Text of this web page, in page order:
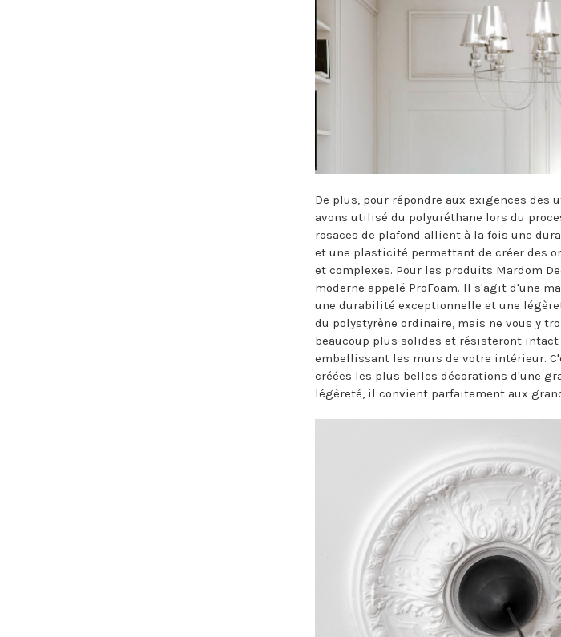
De plus, pour répondre aux exigences
avons utilisé du polyuréthane lors du
rosaces de plafond allient à la fois une
et une plasticité permettant de créer des
et complexes. Pour les produits Mardom
moderne appelé ProFoam. Il s'agit d'une
une durabilité exceptionnelle et une
du polystyrène ordinaire, mais ne vous y
beaucoup plus solides et résisteront intact
embellissant les murs de votre intérieur.
créées les plus belles décorations d'une
légèreté, il convient parfaitement aux